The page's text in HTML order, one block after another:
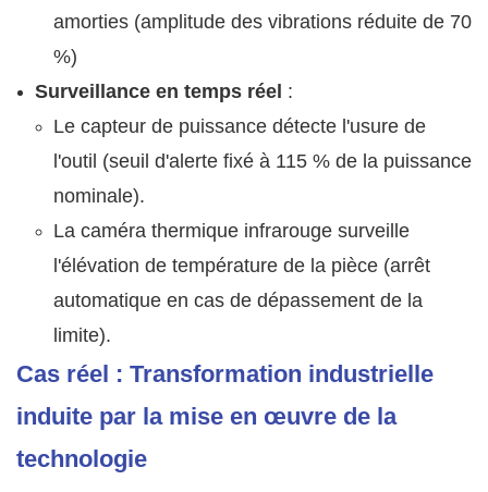
amorties (amplitude des vibrations réduite de 70
%)
Surveillance en temps réel :
Le capteur de puissance détecte l'usure de
l'outil (seuil d'alerte fixé à 115 % de la puissance
nominale).
La caméra thermique infrarouge surveille
l'élévation de température de la pièce (arrêt
automatique en cas de dépassement de la
limite).
Cas réel : Transformation industrielle
induite par la mise en œuvre de la
technologie